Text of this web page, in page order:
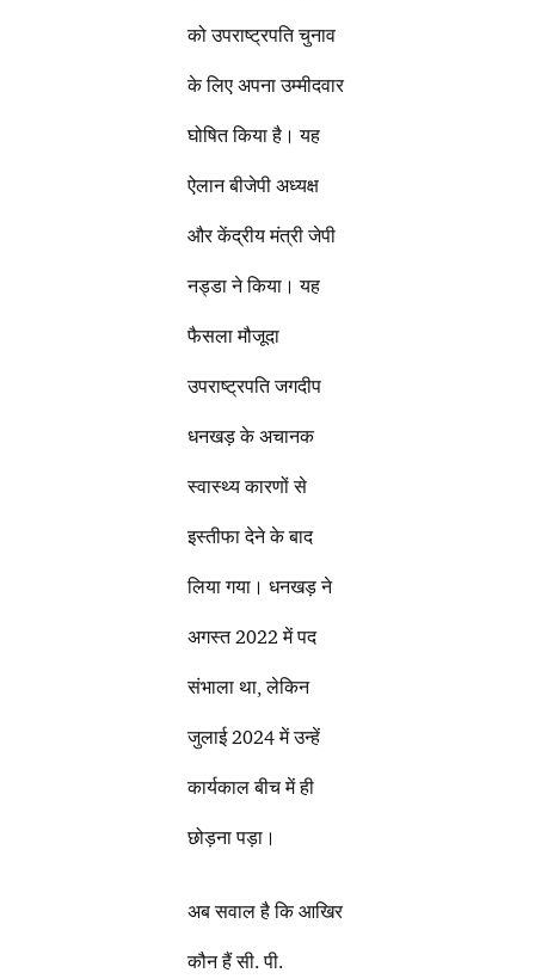
को उपराष्ट्रपति चुनाव
के लिए अपना उम्मीदवार
घोषित किया है। यह
ऐलान बीजेपी अध्यक्ष
और केंद्रीय मंत्री जेपी
नड्डा ने किया। यह
फैसला मौजूदा
उपराष्ट्रपति जगदीप
धनखड़ के अचानक
स्वास्थ्य कारणों से
इस्तीफा देने के बाद
लिया गया। धनखड़ ने
अगस्त 2022 में पद
संभाला था, लेकिन
जुलाई 2024 में उन्हें
कार्यकाल बीच में ही
छोड़ना पड़ा।
अब सवाल है कि आखिर
कौन हैं सी. पी.